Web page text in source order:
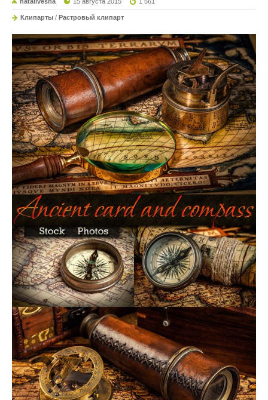
natalivesna 15 августа 2015 1 561
Клипарты / Растровый клипарт